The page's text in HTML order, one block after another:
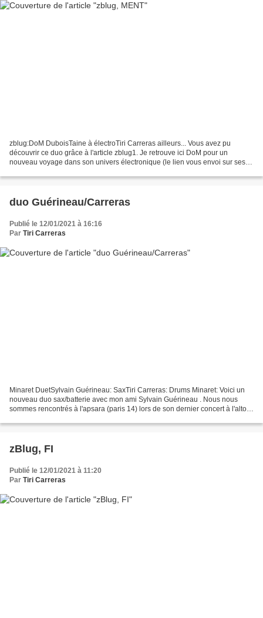
zblug:DoM DuboisTaine à électroTiri Carreras ailleurs... Vous avez pu
découvrir ce duo grâce à l'article zblug1. Je retrouve ici DoM pour un
nouveau voyage dans son univers électronique (le lien vous envoi sur ses
duo Guérineau/Carreras
Publié le 12/01/2021 à 16:16
Par Tiri Carreras
Minaret DuetSylvain Guérineau: SaxTiri Carreras: Drums Minaret: Voici un
nouveau duo sax/batterie avec mon ami Sylvain Guérineau . Nous nous
sommes rencontrés à l'apsara (paris 14) lors de son dernier concert à l'alto:
zBlug, FI
Publié le 12/01/2021 à 11:20
Par Tiri Carreras